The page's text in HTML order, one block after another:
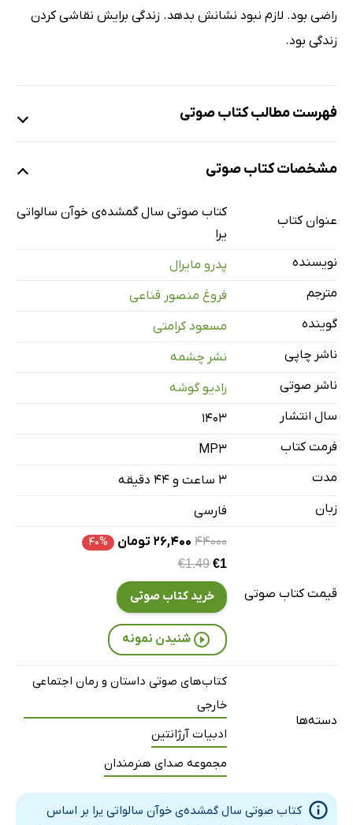
راضی بود. لازم نبود نشانش بدهد. زندگی برایش نقاشی کردن
زندگی بود.
فهرست مطالب کتاب صوتی
نمونه
1 دقیقه
بیست‌وهشت تا سی
سی‌ویک و سی‌ودو
سی‌وسه تا سی‌و‌نه
مشخصات کتاب صوتی
عنوان کتاب
کتاب صوتی سال گمشده‌ی خوآن سالواتی
یرا
نویسنده
پدرو مایرال
مترجم
فروغ منصور قناعی
گوینده
مسعود کرامتی
ناشر چاپی
نشر چشمه
ناشر صوتی
رادیو گوشه
سال انتشار
۱۴۰۳
فرمت کتاب
MP3
مدت
۳ ساعت و ۴۴ دقیقه
زبان
فارسی
قیمت کتاب صوتی
۴۴۰۰۰ ۲۶,۴۰۰ تومان ۴۰%
€1.49 €1
خرید کتاب صوتی
شنیدن نمونه
دسته‌ها
کتاب‌های صوتی داستان و رمان اجتماعی
خارجی
ادبیات آرژانتین
مجموعه صدای هنرمندان
کتاب صوتی سال گمشده‌ی خوآن سالواتی یرا بر اساس